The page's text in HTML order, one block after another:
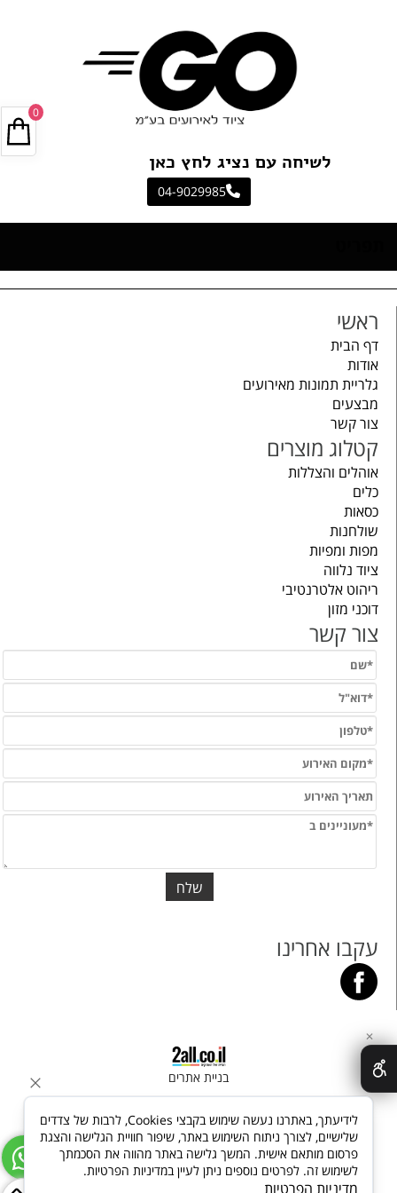
לשיחה עם נציג לחץ כאן
04-9029985
0
ראשי
דף הבית
אודות
גלריית תמונות מאירועים
מבצעים
צור קשר
קטלוג מוצרים
אוהלים והצללות
כלים
כסאות
שולחנות
מפות ומפיות
ציוד נלווה
ריהוט אלטרנטיבי
דוכני מזון
צור קשר
עקבו אחרינו
בניית אתרים
✕
לידיעתך, באתרנו נעשה שימוש בקבצי Cookies, לרבות של צדדים
שלישיים, לצורך ניתוח השימוש באתר, שיפור חוויית הגלישה והצגת
פרסום מותאם אישית. המשך גלישה באתר מהווה את הסכמתך
לשימוש זה. לפרטים נוספים ניתן לעיין במדיניות הפרטיות.
מדיניות הפרטיות